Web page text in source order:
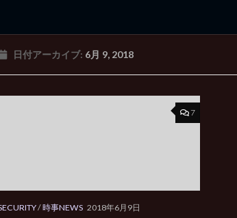
日記 3rd Edition
日付アーカイブ: 6月 9, 2018
7
/時事NEWS 2018年6月9日